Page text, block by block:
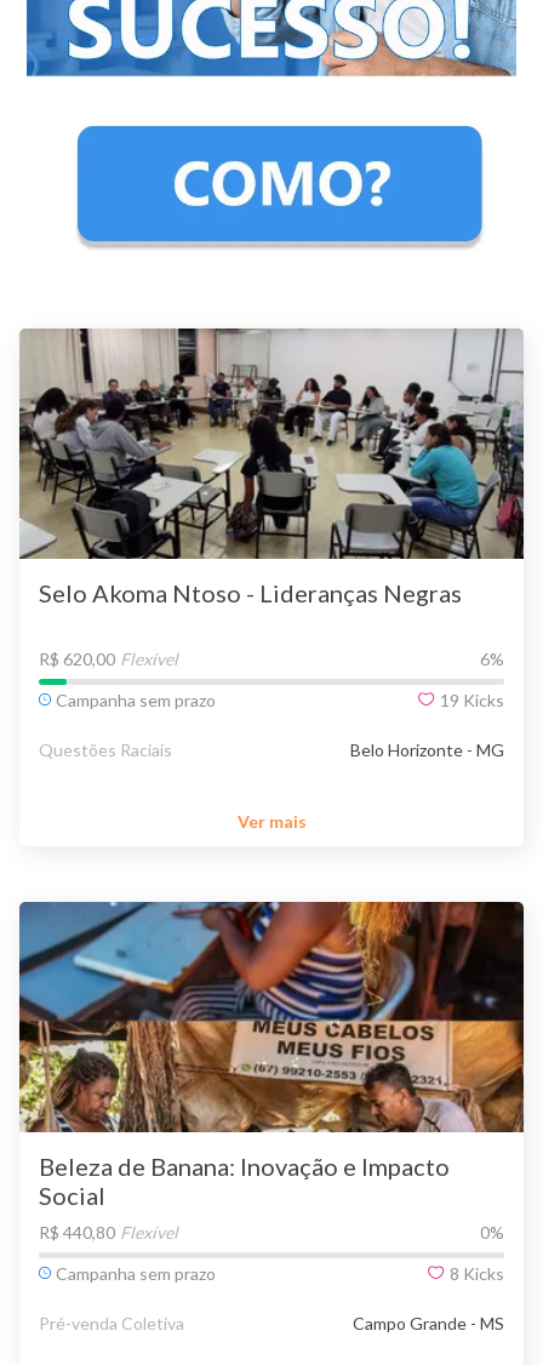
Selo Akoma Ntoso - Lideranças Negras
R$ 620,00 Flexível 6%
Campanha sem prazo
19 Kicks
Questões Raciais Belo Horizonte - MG
Ver mais
Beleza de Banana: Inovação e Impacto
Social
R$ 440,80 Flexível 0%
Campanha sem prazo
8 Kicks
Pré-venda Coletiva Campo Grande - MS